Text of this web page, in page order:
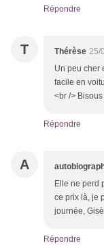
Répondre
T Thérèse 25/
Un peu cher
facile en
<br />
Répondre
A
Elle ne perd
ce prix là, je
journée,
Répondre